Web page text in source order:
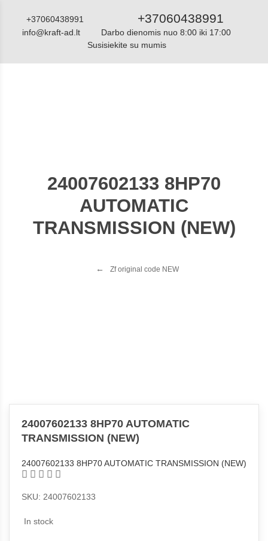
+37060438991 +37060438991
info@kraft-ad.lt
Darbo dienomis nuo 8:00 iki 17:00
Susisiekite su mumis
24007602133 8HP70
AUTOMATIC
TRANSMISSION (NEW)
Zf original code NEW
24007602133 8HP70 AUTOMATIC
TRANSMISSION (NEW)
24007602133 8HP70 AUTOMATIC TRANSMISSION (NEW)
SKU: 24007602133
In stock